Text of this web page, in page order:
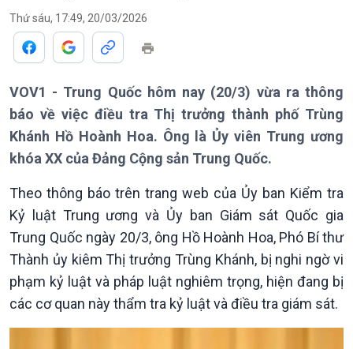
Giới thiệu
Thời sự
Thời sự 6h
Thời sự 12h
Thời sự 18h
Thời sự 21h30
Bản tin
Chuyên mục
Theo dòng Thời sự
Thứ sáu, 17:49, 20/03/2026
VOV1 - Trung Quốc hôm nay (20/3) vừa ra thông
báo về việc điều tra Thị trưởng thành phố Trùng
Khánh Hồ Hoành Hoa. Ông là Ủy viên Trung ương
khóa XX của Đảng Cộng sản Trung Quốc.
Theo thông báo trên trang web của Ủy ban Kiểm tra
Kỷ luật Trung ương và Ủy ban Giám sát Quốc gia
Trung Quốc ngày 20/3, ông Hồ Hoành Hoa, Phó Bí thư
Thành ủy kiêm Thị trưởng Trùng Khánh, bị nghi ngờ vi
phạm kỷ luật và pháp luật nghiêm trọng, hiện đang bị
các cơ quan này thẩm tra kỷ luật và điều tra giám sát.